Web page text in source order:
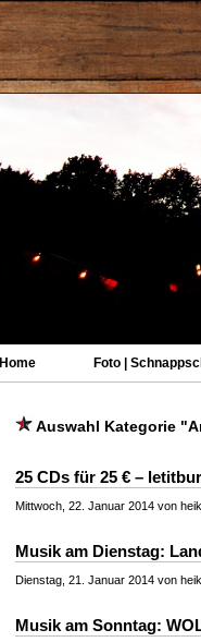
Home Foto |
Auswahl Kategorie
25 CDs für 25 € –
Mittwoch, 22. Januar 2014 von
Musik am Dienstag:
Dienstag, 21. Januar 2014 von
Musik am Sonntag: